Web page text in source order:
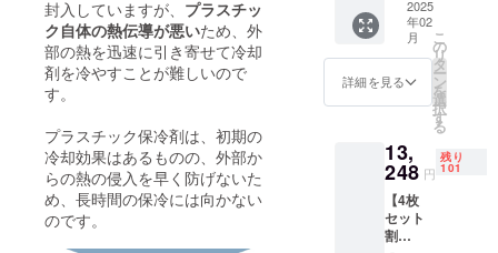
封入していますが、 プラスチッ
ク自体の熱伝導が悪いため、外
部の熱を迅速に引き寄せて冷却
剤を冷やすことが難しいので
す。
プラスチック保冷剤は、初期の
冷却効果はあるものの、外部か
らの熱の侵入を早く防げないた
め、長時間の保冷には向かない
のです。
すようお願
い申し上げ
なお、万が
届いた場合
は、速やか
に代替品を
お送りいた
します。
様上お
届け月
はクラ
ファン
終了後
が、毎
月月末
締めで
翌月に
配送処
理をし
クニッ
ク、ア
ウトド
ア、
キャン
帰り等
でクー
ラー
ボック
スや発
泡スチ
枚 定価
18,000
→11,71
8円
（税・
送料
■KINKI
N-
PLATE
（定価
6,000
円）× 3
2025
年02
月
詳細を見る
こ
の
リ
タ
ー
ン
を
選
択
す
る
13,
248 円
残り
101
【4枚
セット
割